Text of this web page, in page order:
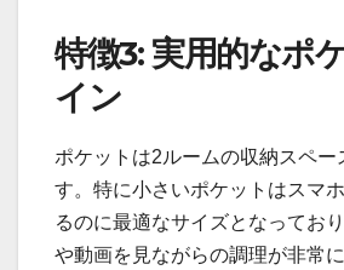
特徴3: 実用的なポ
イン
ポケットは2ルームの収納スペー
す。特に小さいポケットはスマ
るのに最適なサイズとなってお
や動画を見ながらの調理が非常